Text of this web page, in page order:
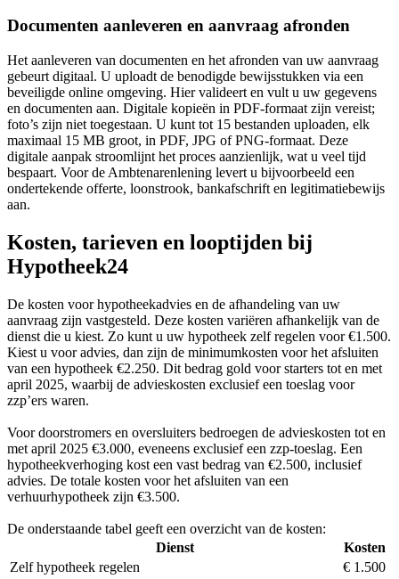
Documenten aanleveren en aanvraag afronden
Het aanleveren van documenten en het afronden van uw aanvraag
gebeurt digitaal. U uploadt de benodigde bewijsstukken via een
beveiligde online omgeving. Hier valideert en vult u uw gegevens
en documenten aan. Digitale kopieën in PDF-formaat zijn vereist;
foto’s zijn niet toegestaan. U kunt tot 15 bestanden uploaden, elk
maximaal 15 MB groot, in PDF, JPG of PNG-formaat. Deze
digitale aanpak stroomlijnt het proces aanzienlijk, wat u veel tijd
bespaart. Voor de Ambtenarenlening levert u bijvoorbeeld een
ondertekende offerte, loonstrook, bankafschrift en legitimatiebewijs
aan.
Kosten, tarieven en looptijden bij
Hypotheek24
De kosten voor hypotheekadvies en de afhandeling van uw
aanvraag zijn vastgesteld. Deze kosten variëren afhankelijk van de
dienst die u kiest. Zo kunt u uw hypotheek zelf regelen voor €1.500.
Kiest u voor advies, dan zijn de minimumkosten voor het afsluiten
van een hypotheek €2.250. Dit bedrag gold voor starters tot en met
april 2025, waarbij de advieskosten exclusief een toeslag voor
zzp’ers waren.
Voor doorstromers en oversluiters bedroegen de advieskosten tot en
met april 2025 €3.000, eveneens exclusief een zzp-toeslag. Een
hypotheekverhoging kost een vast bedrag van €2.500, inclusief
advies. De totale kosten voor het afsluiten van een
verhuurhypotheek zijn €3.500.
De onderstaande tabel geeft een overzicht van de kosten:
Dienst
Kosten
Zelf hypotheek regelen
€ 1.500